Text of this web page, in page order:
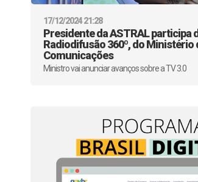
17/12/2024 21:28
Presidente da ASTRAL participa
Radiodifusão 360º, do Ministério
Comunicações
Ministro vai anunciar avanços sobre a TV 3.0